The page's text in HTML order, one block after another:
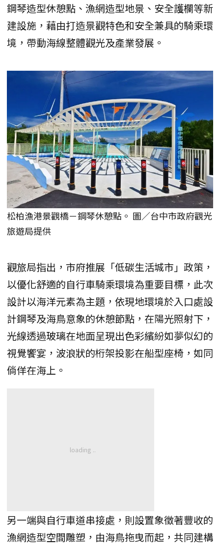
鋼琴造型休憩點、漁網造型地景、安全護欄等新
建設施，藉由打造景觀特色和安全兼具的騎乘環
境，帶動海線整體觀光及產業發展。
松柏漁港景觀橋－鋼琴休憩點。 圖／台中市政府觀光
旅遊局提供
觀旅局指出，市府推展「低碳生活城市」政策，
以優化舒適的自行車騎乘環境為重要目標，此次
設計以海洋元素為主題，依現地環境於入口處設
計鋼琴及海鳥意象的休憩節點，在陽光照射下，
光線透過玻璃在地面呈現出色彩繽紛如夢似幻的
視覺饗宴，波浪狀的桁架投影在船型座椅，如同
倘佯在海上。
另一端與自行車道串接處，則設置象徵著豐收的
漁網造型空間雕塑，由海鳥拖曳而起，共同建構